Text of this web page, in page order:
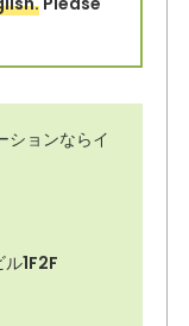
ションならイ
1F2F